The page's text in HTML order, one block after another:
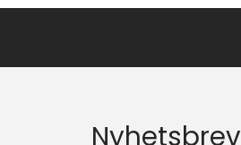
Nyhetsbrev